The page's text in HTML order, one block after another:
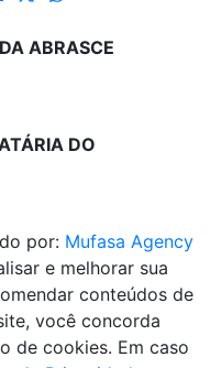
ABRASCE
DO
por: Mufasa Agency
e melhorar sua
conteúdos de
você concorda
de cookies. Em caso